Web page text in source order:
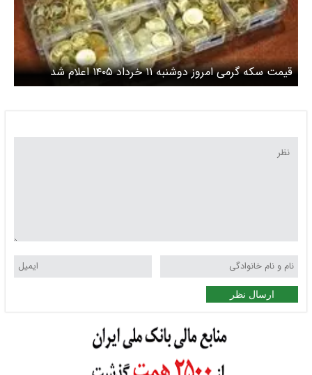
قیمت سکه گرمی امروز دوشنبه ۱۱ خرداد ۱۴۰۵ اعلام شد
ارسال نظر